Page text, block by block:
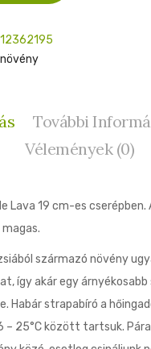
További
Vélemények (0)
Lava 19 cm-es cserépben.
származó növény
így akár egy
Habár strapabíró a
– 25°C között tartsuk.